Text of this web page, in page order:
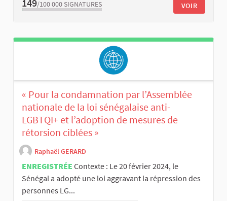
149/100 000 SIGNATURES VOIR
« Pour la condamnation par l’Assemblée
nationale de la loi sénégalaise anti-
LGBTQI+ et l’adoption de mesures de
rétorsion ciblées »
Raphaël GERARD
ENREGISTRÉE Contexte : Le 20 février 2024, le
Sénégal a adopté une loi aggravant la répression des
personnes LG...